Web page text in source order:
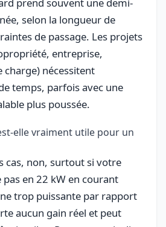
selon la longueur de
de passage. Les projets
entreprise,
charge) nécessitent
temps, parfois avec une
plus poussée.
elle vraiment utile pour un
cas, non, surtout si votre
en 22 kW en courant
trop puissante par rapport
aucun gain réel et peut